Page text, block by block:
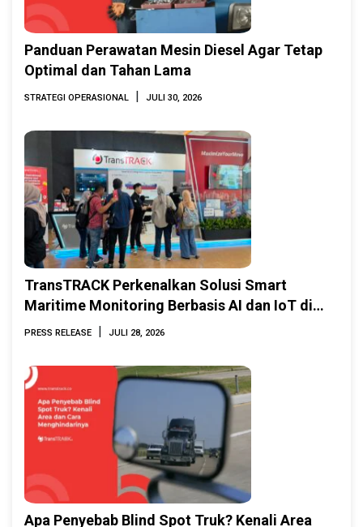
Panduan Perawatan Mesin Diesel Agar Tetap
Optimal dan Tahan Lama
STRATEGI OPERASIONAL | JULI 30, 2026
TransTRACK Perkenalkan Solusi Smart
Maritime Monitoring Berbasis AI dan IoT di
INAMARINE 2026
PRESS RELEASE | JULI 28, 2026
Apa Penyebab Blind Spot Truk? Kenali Area